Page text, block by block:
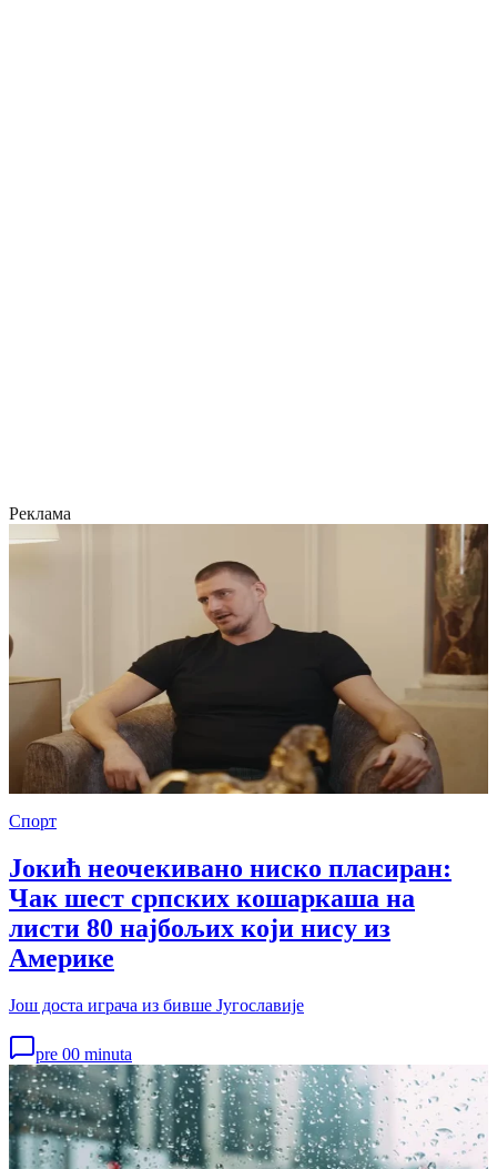
Реклама
Спорт
Јокић неочекивано ниско пласиран:
Чак шест српских кошаркаша на
листи 80 најбољих који нису из
Америке
Још доста играча из бивше Југославије
pre 00 minuta